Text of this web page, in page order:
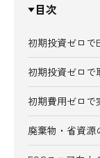
▼ 目次
初期投資ゼロで
初期投資ゼロで
初期費用ゼロで
廃棄物・省資